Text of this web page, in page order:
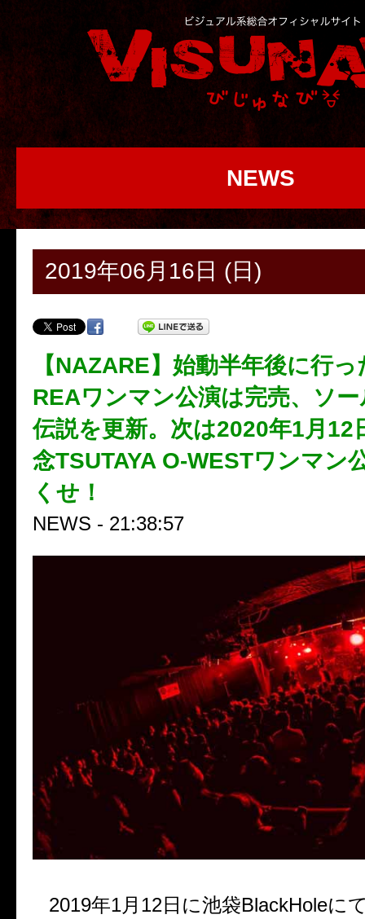
NEWS
2019年06月16日 (日)
【NAZARE】始動半年後に行
REAワンマン公演は完売、ソ
伝説を更新。次は2020年1月12
念TSUTAYA O-WESTワンマン
くせ！
NEWS - 21:38:57
2019年1月 12日に池袋BlackHoleに